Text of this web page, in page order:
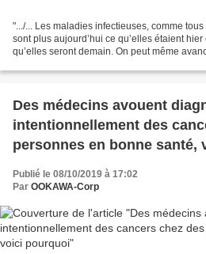
".../... Les maladies infectieuses, comme
sont plus aujourd’hui ce qu’elles étaient
qu’elles seront demain. On peut même
Des médecins avouent
intentionnellement des
personnes en bonne santé,
Publié le 08/10/2019 à 17:02
Par OOKAWA-Corp